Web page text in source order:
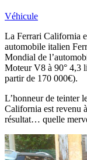
Véhicule
La Ferrari California
automobile italien
Mondial de
Moteur V8 à 90° 4,3
partir de 170 000€).
L’honneur de teinter
California est revenu
résultat… quelle